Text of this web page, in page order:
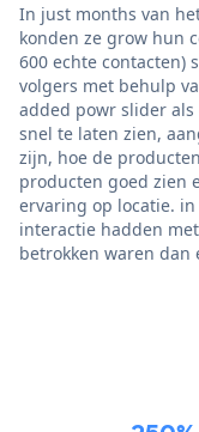
In just months van
konden ze grow hun
600 echte contacten)
volgers met behulp
added powr slider
snel te laten zien,
zijn, hoe de
producten goed zien
ervaring op locatie.
interactie hadden
betrokken waren dan